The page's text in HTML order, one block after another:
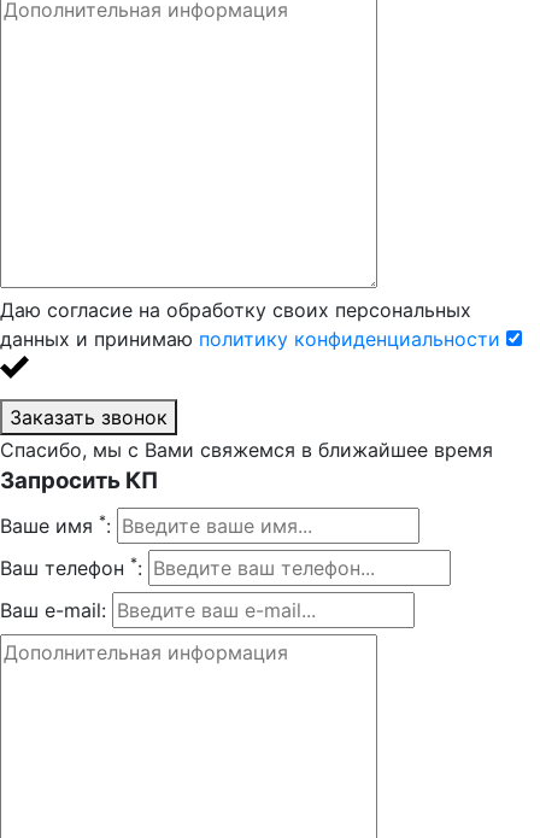
Даю согласие на обработку своих персональных
данных и принимаю политику конфиденциальности
Заказать звонок
Спасибо, мы с Вами свяжемся в ближайшее время
Запросить КП
Ваше имя *:
Ваш телефон *:
Ваш e-mail: